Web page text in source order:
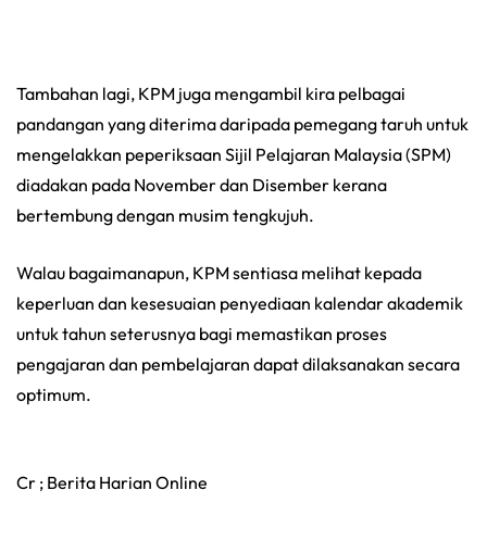
Tambahan lagi, KPM juga mengambil kira pelbagai
pandangan yang diterima daripada pemegang taruh untuk
mengelakkan peperiksaan Sijil Pelajaran Malaysia (SPM)
diadakan pada November dan Disember kerana
bertembung dengan musim tengkujuh.
Walau bagaimanapun, KPM sentiasa melihat kepada
keperluan dan kesesuaian penyediaan kalendar akademik
untuk tahun seterusnya bagi memastikan proses
pengajaran dan pembelajaran dapat dilaksanakan secara
optimum.
Cr ; Berita Harian Online